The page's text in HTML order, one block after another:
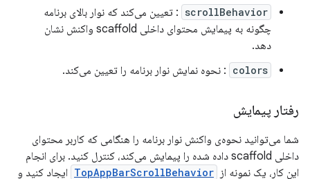
scrollBehavior : تعیین می‌کند که نوار بالای برنامه
چگونه به پیمایش محتوای داخلی scaffold واکنش نشان
دهد.
colors : نحوه نمایش نوار برنامه را تعیین می‌کند.
رفتار پیمایش
شما می‌توانید نحوه‌ی واکنش نوار برنامه را هنگامی که کاربر محتوای
داخلی scaffold داده شده را پیمایش می‌کند، کنترل کنید. برای انجام
این کار، یک نمونه از TopAppBarScrollBehavior ایجاد کنید و